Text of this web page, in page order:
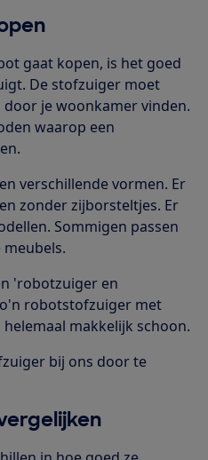
gaat kopen, is het goed
De stofzuiger moet
je woonkamer vinden.
waarop een
verschillende vormen. Er
zonder zijborsteltjes. Er
Sommigen passen
'robotzuiger en
robotstofzuiger met
makkelijk schoon.
bij ons door te